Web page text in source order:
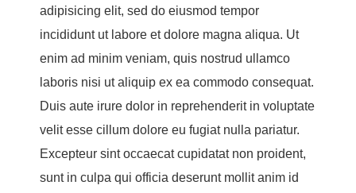
adipisicing elit, sed do eiusmod tempor
incididunt ut labore et dolore magna aliqua. Ut
enim ad minim veniam, quis nostrud ullamco
laboris nisi ut aliquip ex ea commodo consequat.
Duis aute irure dolor in reprehenderit in voluptate
velit esse cillum dolore eu fugiat nulla pariatur.
Excepteur sint occaecat cupidatat non proident,
sunt in culpa qui officia deserunt mollit anim id